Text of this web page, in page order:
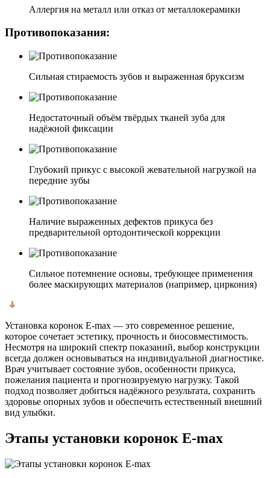
Аллергия на металл или отказ от металлокерамики
Противопоказания:
Сильная стираемость зубов и выраженная бруксизм
Недостаточный объём твёрдых тканей зуба для
надёжной фиксации
Глубокий прикус с высокой жевательной нагрузкой на
передние зубы
Наличие выраженных дефектов прикуса без
предварительной ортодонтической коррекции
Сильное потемнение основы, требующее применения
более маскирующих материалов (например, циркония)
Установка коронок E-max — это современное решение,
которое сочетает эстетику, прочность и биосовместимость.
Несмотря на широкий спектр показаний, выбор конструкции
всегда должен основываться на индивидуальной диагностике.
Врач учитывает состояние зубов, особенности прикуса,
пожелания пациента и прогнозируемую нагрузку. Такой
подход позволяет добиться надёжного результата, сохранить
здоровье опорных зубов и обеспечить естественный внешний
вид улыбки.
Этапы установки коронок E-max